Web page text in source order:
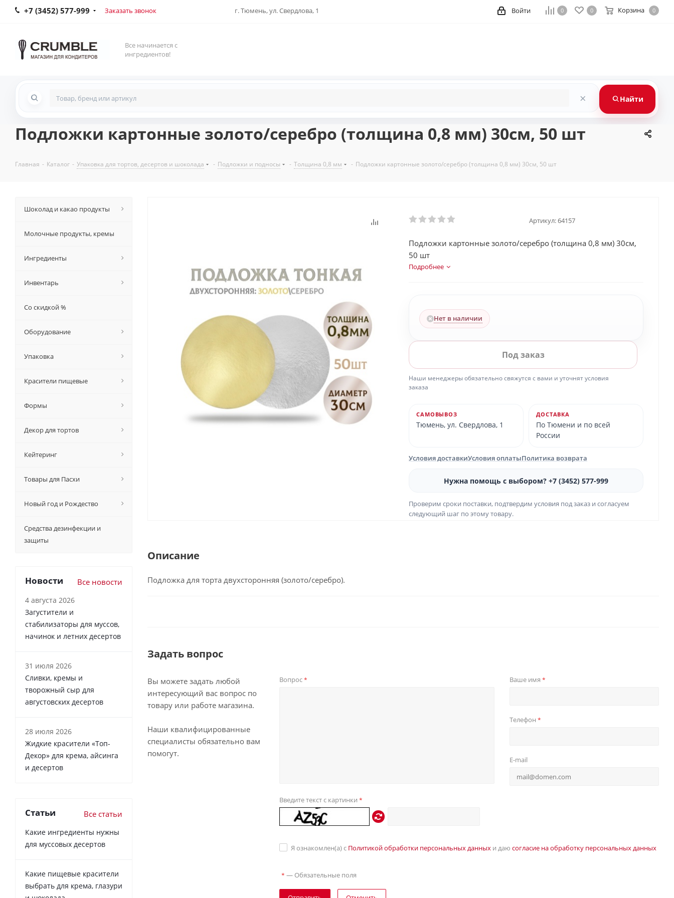
+7 (3452) 577-999 Заказать звонок г. Тюмень, ул. Свердлова, 1 0 0 Корзина 0
Войти
Все начинается с
ингредиентов!
× Найти
Подложки картонные золото/серебро (толщина 0,8 мм) 30см, 50 шт
Главная - Каталог - Упаковка для тортов, десертов и шоколада - Подложки и подносы - Толщина 0,8 мм - Подложки картонные золото/серебро (толщина 0,8 мм) 30см, 50 шт
Артикул:64157
Подложки картонные золото/серебро (толщина 0,8 мм) 30см,
50 шт
Подробнее
Нет в наличии
Под заказ
Наши менеджеры обязательно свяжутся с вами и уточнят условия
заказа
САМОВЫВОЗ
Тюмень, ул. Свердлова, 1
ДОСТАВКА
По Тюмени и по всей
России
Условия доставкиУсловия оплатыПолитика возврата
Нужна помощь с выбором? +7 (3452) 577-999
Проверим сроки поставки, подтвердим условия под заказ и согласуем
следующий шаг по этому товару.
Описание
Подложка для торта двухсторонняя (золото/серебро).
Задать вопрос
Вы можете задать любой
интересующий вас вопрос по
товару или работе магазина.
Наши квалифицированные
специалисты обязательно вам
помогут.
Вопрос* Ваше имя *
Телефон *
E-mail
Введите текст с картинки *
Я ознакомлен(а) с Политикой обработки персональных данныхи даю согласие на обработку персональных данных
* — Обязательные поля
Шоколад и какао продукты
Молочные продукты, кремы
Ингредиенты
Инвентарь
Со скидкой %
Оборудование
Упаковка
Красители пищевые
Формы
Декор для тортов
Кейтеринг
Товары для Пасхи
Новый год и Рождество
Средства дезинфекции и
защиты
Новости Все новости
4 августа 2026
Загустители и
стабилизаторы для муссов,
начинок и летних десертов
31 июля 2026
Сливки, кремы и
творожный сыр для
августовских десертов
28 июля 2026
Жидкие красители «Топ-
Декор» для крема, айсинга
и десертов
Статьи Все статьи
Какие ингредиенты нужны
для муссовых десертов
Какие пищевые красители
выбрать для крема, глазури